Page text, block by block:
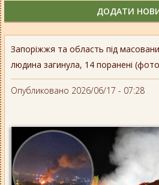
Запоріжжя та область під
людина загинула, 14 поранені
Опубликовано 2026/06/17 - 07:28
ДОДАТИ